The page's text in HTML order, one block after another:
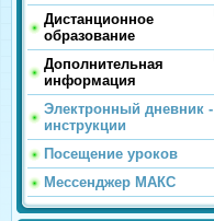
Дистанционное
образование
Дополнительная
информация
Электронный дневник -
инструкции
Посещение уроков
Мессенджер МАКС